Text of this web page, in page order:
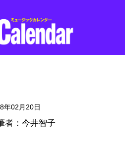
年02月20日
者：今井智子